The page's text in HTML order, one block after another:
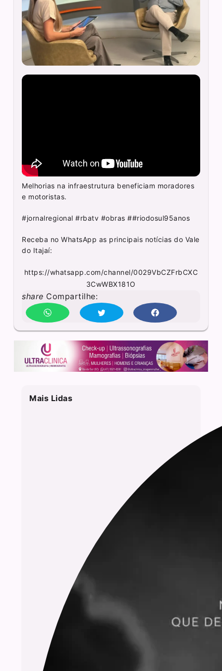
Melhorias na infraestrutura beneficiam moradores
e motoristas.
#jornalregional #rbatv #obras ##riodosul95anos
Receba no WhatsApp as principais notícias do Vale
do Itajaí:
https://whatsapp.com/channel/0029VbCZFrbCXC
3CwWBX181O
share Compartilhe:
Mais Lidas